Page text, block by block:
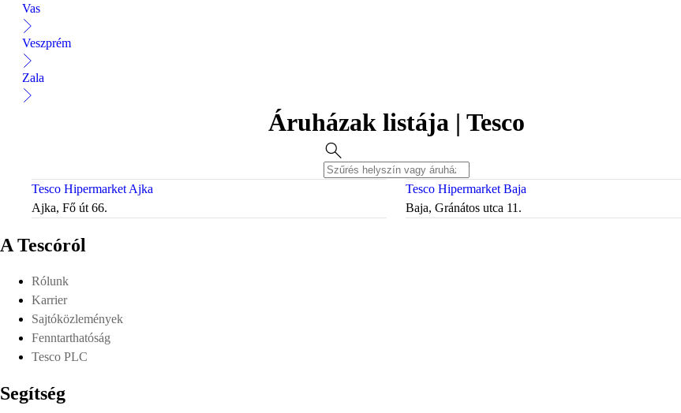
Vas
Veszprém
Zala
Áruházak listája | Tesco
Tesco Hipermarket Ajka
Ajka, Fő út 66.
Tesco Hipermarket Baja
Baja, Gránátos utca 11.
A Tescóról
Rólunk
Karrier
Sajtóközlemények
Fenntarthatóság
Tesco PLC
Segítség